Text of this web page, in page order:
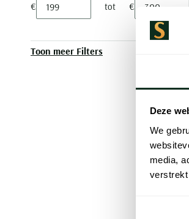
Deze
We
media,
Minimum value input
€ tot
Maximum value
€
Toon meer Filters